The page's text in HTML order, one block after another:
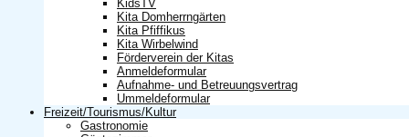
KidsTV
Kita Domherrngärten
Kita Pfiffikus
Kita Wirbelwind
Förderverein der Kitas
Anmeldeformular
Aufnahme- und Betreuungsvertrag
Ummeldeformular
Freizeit/Tourismus/Kultur
Gastronomie